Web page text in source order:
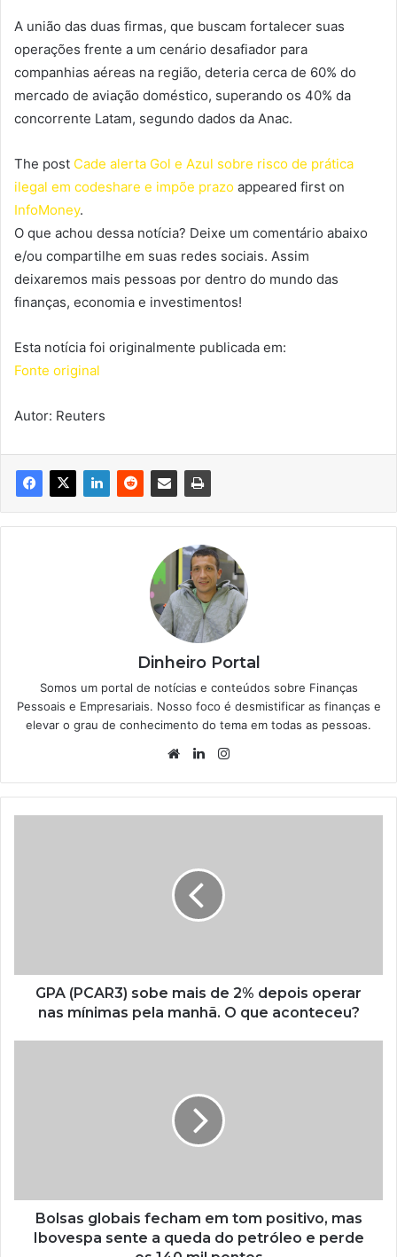
A união das duas firmas, que buscam fortalecer suas
operações frente a um cenário desafiador para
companhias aéreas na região, deteria cerca de 60% do
mercado de aviação doméstico, superando os 40% da
concorrente Latam, segundo dados da Anac.
The post Cade alerta Gol e Azul sobre risco de prática
ilegal em codeshare e impõe prazo appeared first on
InfoMoney.
O que achou dessa notícia? Deixe um comentário abaixo
e/ou compartilhe em suas redes sociais. Assim
deixaremos mais pessoas por dentro do mundo das
finanças, economia e investimentos!
Esta notícia foi originalmente publicada em:
Fonte original
Autor: Reuters
Dinheiro Portal
Somos um portal de notícias e conteúdos sobre Finanças
Pessoais e Empresariais. Nosso foco é desmistificar as finanças e
elevar o grau de conhecimento do tema em todas as pessoas.
WebsiteLinkedin
GPA (PCAR3) sobe mais de 2% depois operar
nas mínimas pela manhã. O que aconteceu?
Bolsas globais fecham em tom positivo, mas
Ibovespa sente a queda do petróleo e perde